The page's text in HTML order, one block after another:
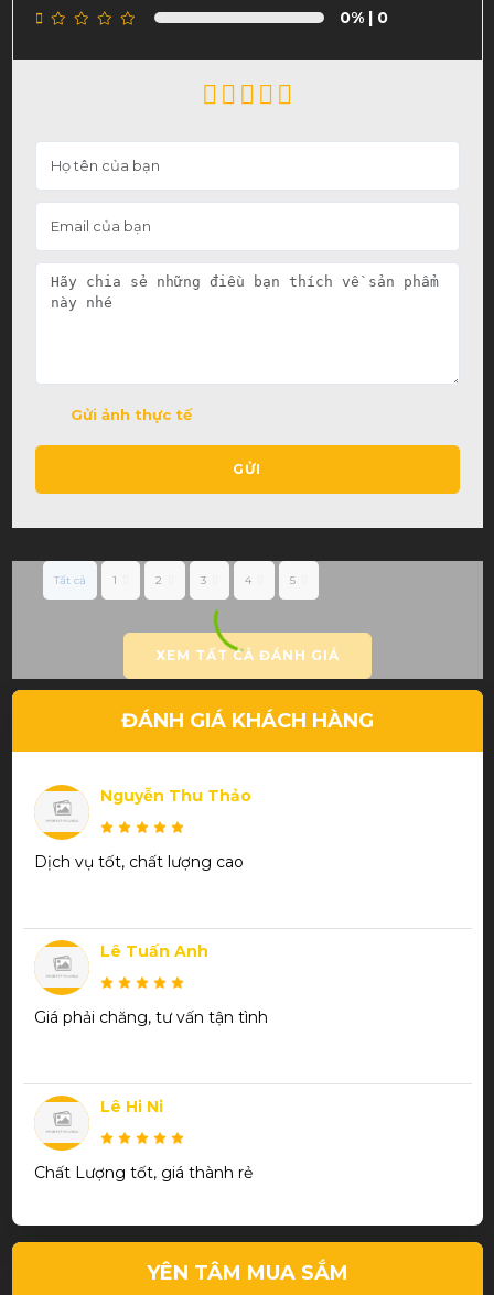
0%| 0
Gửi ảnh thực tế
GỬI
Tất cả 1 2 3 4 5
XEM TẤT CẢ ĐÁNH GIÁ
ĐÁNH GIÁ KHÁCH HÀNG
Nguyễn Thu Thảo
Dịch vụ tốt, chất lượng cao
Lê Tuấn Anh
Giá phải chăng, tư vấn tận tình
Lê Hi Ni
Chất Lượng tốt, giá thành rẻ
Trần Thanh Phương
YÊN TÂM MUA SẮM